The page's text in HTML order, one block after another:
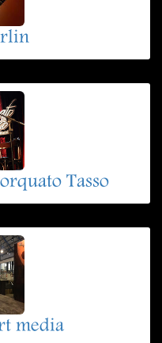
Tasso
media